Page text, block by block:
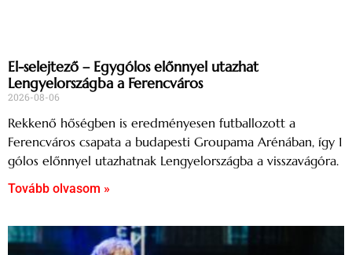
El-selejtező – Egygólos előnnyel utazhat
Lengyelországba a Ferencváros
2026-08-06
Rekkenő hőségben is eredményesen futballozott a
Ferencváros csapata a budapesti Groupama Arénában, így 1
gólos előnnyel utazhatnak Lengyelországba a visszavágóra.
Tovább olvasom »